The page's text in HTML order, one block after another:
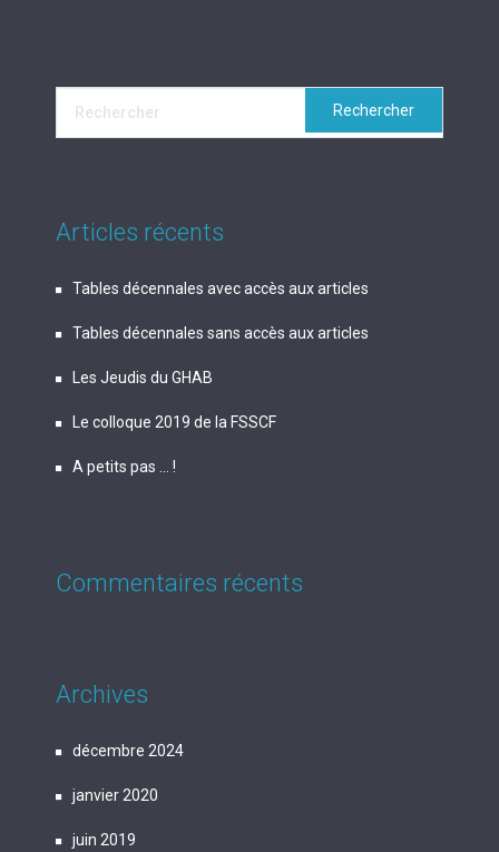
Articles récents
Tables décennales avec accès aux articles
Tables décennales sans accès aux articles
Les Jeudis du GHAB
Le colloque 2019 de la FSSCF
A petits pas … !
Commentaires récents
Archives
décembre 2024
janvier 2020
juin 2019